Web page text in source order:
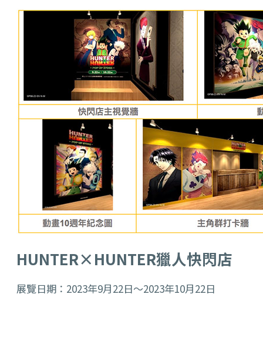
HUNTER×HUNTER獵人快閃店
展覽日期：2023年9月22日～2023年10月22日